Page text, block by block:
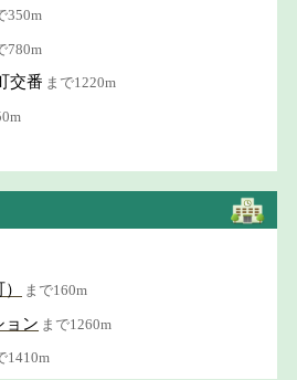
350m
780m
交番 まで1220m
まで160m
ョン まで1260m
1410m